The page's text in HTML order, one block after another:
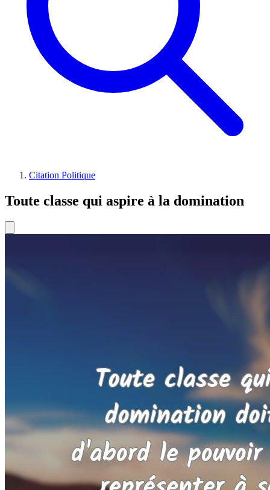
Citation Politique
Toute classe qui aspire à la domination